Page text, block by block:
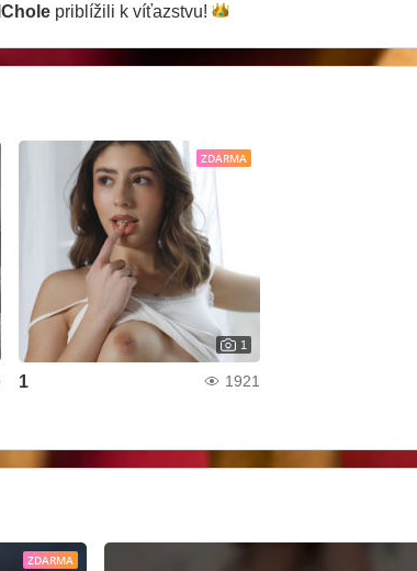
priblížili k víťazstvu!
ZDARMA
1
1 1921
ZDARMA